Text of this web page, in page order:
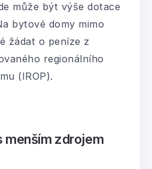
může být výše dotace
bytové domy mimo
žádat o peníze z
regionálního
(IROP).
menším zdrojem